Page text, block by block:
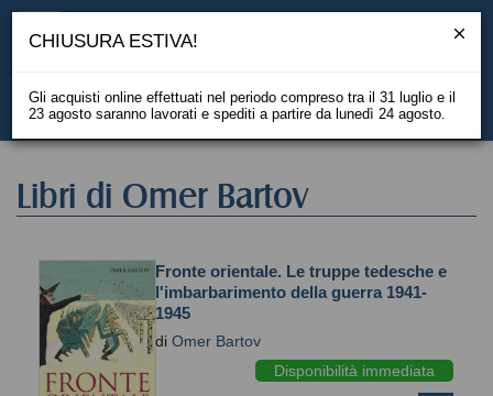
EN
Libri di Omer Bartov
Fronte orientale. Le truppe tedesche e
l'imbarbarimento della guerra 1941-
1945
di Omer Bartov
Disponibilità immediata
CHIUSURA ESTIVA!
Gli acquisti online effettuati nel periodo compreso tra il 31 luglio e il
23 agosto saranno lavorati e spediti a partire da lunedì 24 agosto.